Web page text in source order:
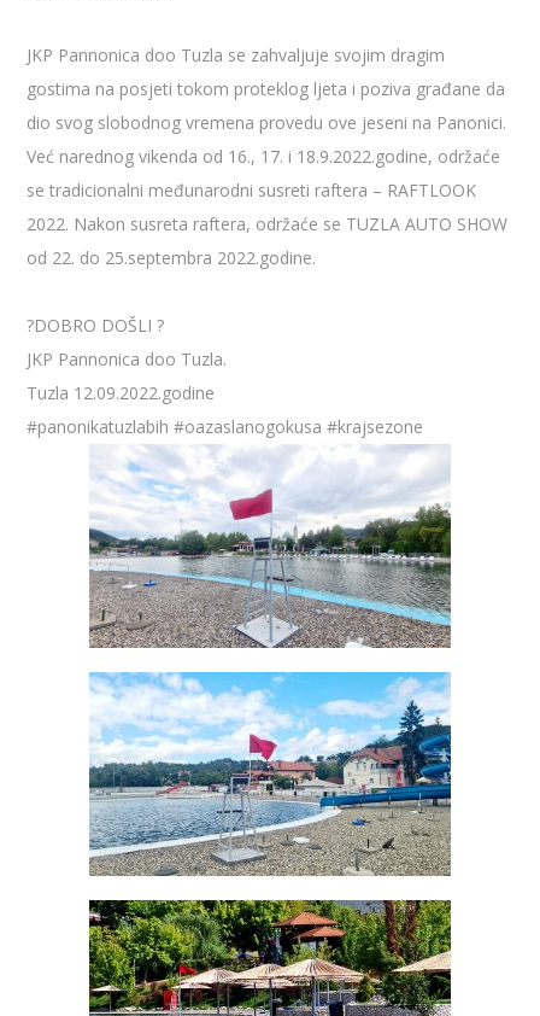
JKP Pannonica doo Tuzla se zahvaljuje svojim dragim
gostima na posjeti tokom proteklog ljeta i poziva građane da
dio svog slobodnog vremena provedu ove jeseni na Panonici.
Već narednog vikenda od 16., 17. i 18.9.2022.godine, održaće
se tradicionalni međunarodni susreti raftera – RAFTLOOK
2022. Nakon susreta raftera, održaće se TUZLA AUTO SHOW
od 22. do 25.septembra 2022.godine.
?DOBRO DOŠLI ?
JKP Pannonica doo Tuzla.
Tuzla 12.09.2022.godine
#panonikatuzlabih #oazaslanogokusa #krajsezone